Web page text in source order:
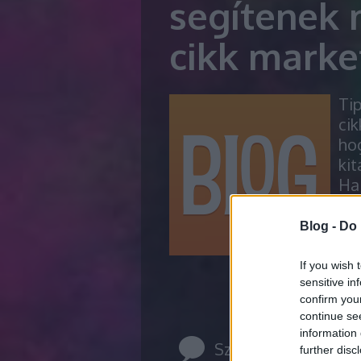
Blog -
If you wish
sensitive
confirm
continue
information
further
segítenek
cikk
Szólj hozzá!